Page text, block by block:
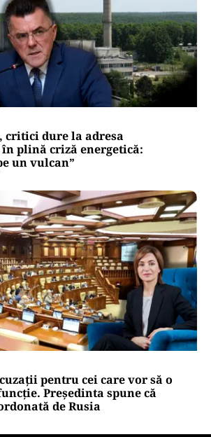
să dea șpagă un șofer
scape de amendă
critici dure la adresa
plină criză energetică:
un vulcan”